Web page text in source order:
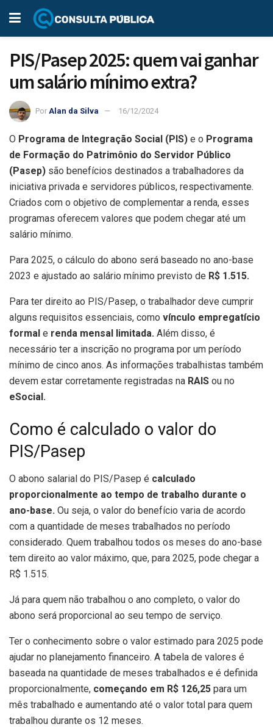
PIS/Pasep 2025: quem vai ganhar
um salário mínimo extra?
Por Alan da Silva 16/12/2024
O Programa de Integração Social (PIS) e o Programa
de Formação do Patrimônio do Servidor Público
(Pasep) são benefícios destinados a trabalhadores da
iniciativa privada e servidores públicos, respectivamente.
Criados com o objetivo de complementar a renda, esses
programas oferecem valores que podem chegar até um
salário mínimo.
Para 2025, o cálculo do abono será baseado no ano-base
2023 e ajustado ao salário mínimo previsto de R$ 1.515.
Para ter direito ao PIS/Pasep, o trabalhador deve cumprir
alguns requisitos essenciais, como vínculo empregatício
formal e renda mensal limitada. Além disso, é
necessário ter a inscrição no programa por um período
mínimo de cinco anos. As informações trabalhistas também
devem estar corretamente registradas na RAIS ou no
eSocial.
Como é calculado o valor do
PIS/Pasep
O abono salarial do PIS/Pasep é calculado
proporcionalmente ao tempo de trabalho durante o
ano-base. Ou seja, o valor do benefício varia de acordo
com a quantidade de meses trabalhados no período
considerado. Quem trabalhou todos os meses do ano-base
tem direito ao valor máximo, que, para 2025, pode chegar a
R$ 1.515.
Já para quem não trabalhou o ano completo, o valor do
abono será proporcional ao seu tempo de serviço.
Ter o conhecimento sobre o valor estimado para 2025 pode
ajudar no planejamento financeiro. A tabela de valores é
baseada na quantidade de meses trabalhados e é definida
proporcionalmente, começando em R$ 126,25 para um
mês trabalhado e aumentando até o valor total para quem
trabalhou durante os 12 meses.